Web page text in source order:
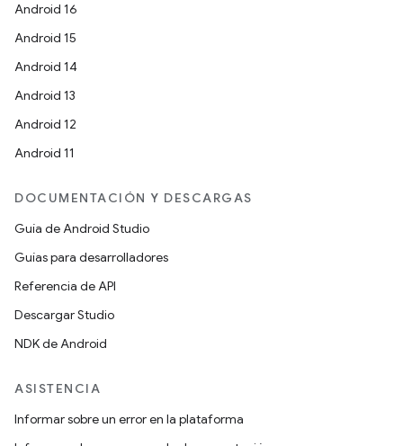
Android 16
Android 15
Android 14
Android 13
Android 12
Android 11
DOCUMENTACIÓN Y DESCARGAS
Guía de Android Studio
Guías para desarrolladores
Referencia de API
Descargar Studio
NDK de Android
ASISTENCIA
Informar sobre un error en la plataforma